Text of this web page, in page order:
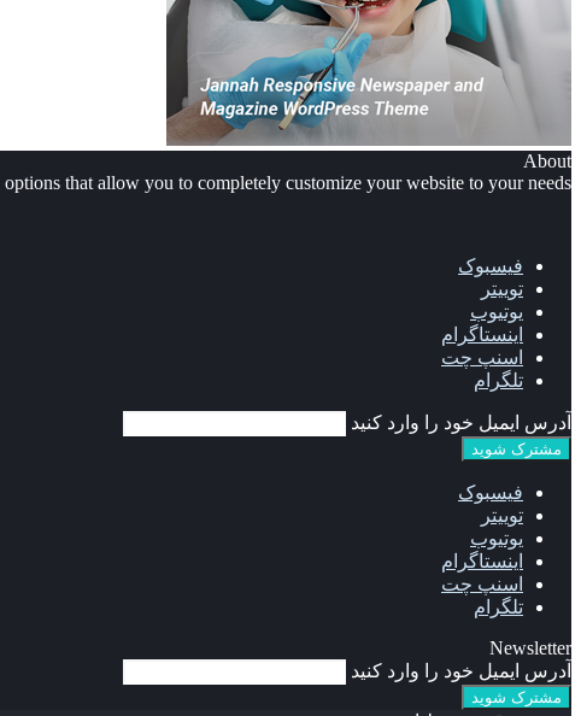
About
that allow you to completely customize your website to your needs.
فیسبوک
توییتر
یوتیوب
اینستاگرام
اسنپ چت
تلگرام
آدرس ایمیل خود را وارد کنید
فیسبوک
توییتر
یوتیوب
اینستاگرام
اسنپ چت
تلگرام
Newsletter
آدرس ایمیل خود را وارد کنید